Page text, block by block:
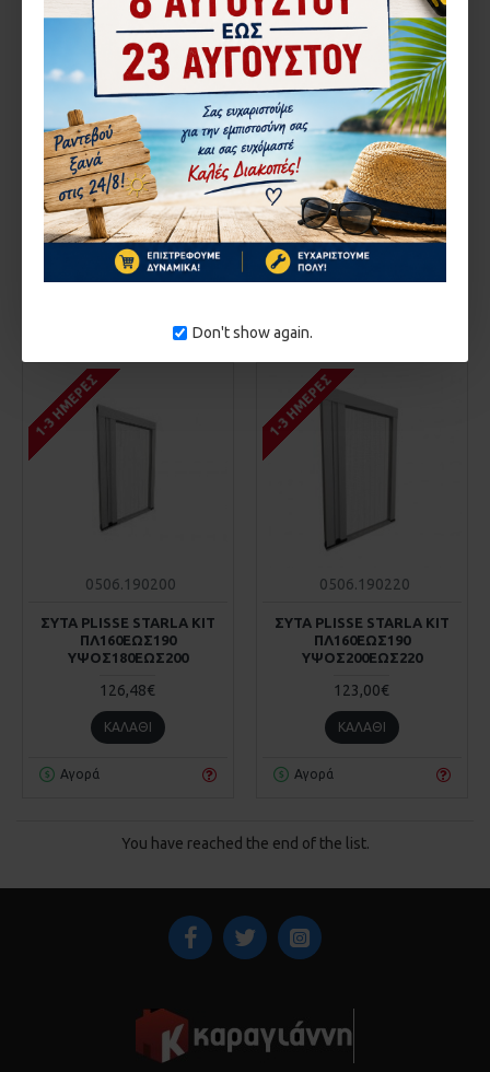
Don't show again.
0506.160220
ΣΥΤΑ PLISSE STARLA KIT
ΠΛ130ΕΩΣ160
ΥΨΟΣ200ΕΩΣ220
123,00€
ΚΑΛΆΘΙ
0506.160241
ΣΥΤΑ PLISSE STARLA KIT
ΠΛ130ΕΩΣ160
ΥΨΟΣ220ΕΩΣ240
140,03€
1-3 ΗΜΈΡΕΣ
0506.190200
ΣΥΤΑ PLISSE STARLA KIT
ΠΛ160ΕΩΣ190
ΥΨΟΣ180ΕΩΣ200
126,48€
ΚΑΛΆΘΙ
Αγορά
1-3 ΗΜΈΡΕΣ
0506.190220
ΣΥΤΑ PLISSE STARLA KIT
ΠΛ160ΕΩΣ190
ΥΨΟΣ200ΕΩΣ220
123,00€
ΚΑΛΆΘΙ
Αγορά
You have reached the end of the list.